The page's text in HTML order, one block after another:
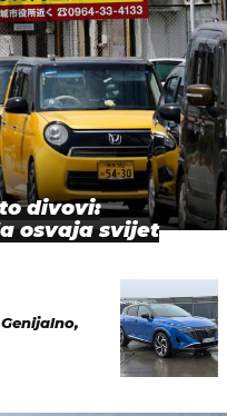
divovi:
osvaja svijet